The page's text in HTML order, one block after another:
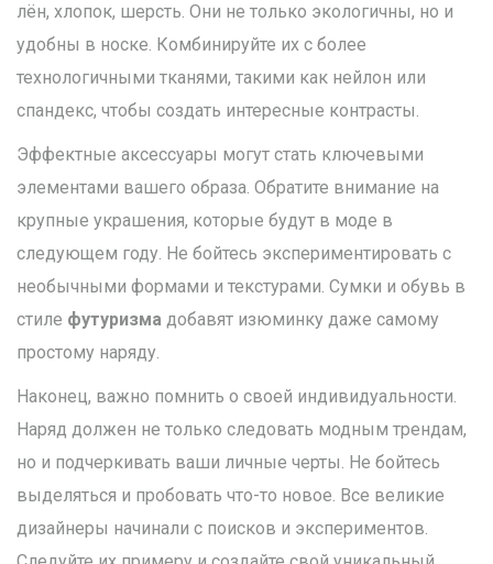
лён, хлопок, шерсть. Они не только экологичны, но и
удобны в носке. Комбинируйте их с более
технологичными тканями, такими как нейлон или
спандекс, чтобы создать интересные контрасты.
Эффектные аксессуары могут стать ключевыми
элементами вашего образа. Обратите внимание на
крупные украшения, которые будут в моде в
следующем году. Не бойтесь экспериментировать с
необычными формами и текстурами. Сумки и обувь в
стиле футуризма добавят изюминку даже самому
простому наряду.
Наконец, важно помнить о своей индивидуальности.
Наряд должен не только следовать модным трендам,
но и подчеркивать ваши личные черты. Не бойтесь
выделяться и пробовать что-то новое. Все великие
дизайнеры начинали с поисков и экспериментов.